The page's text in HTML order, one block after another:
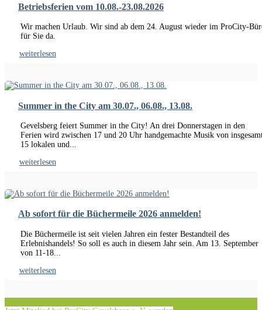
Betriebsferien vom 10.08.-23.08.2026
Wir machen Urlaub. Wir sind ab dem 24. August wieder im ProCity-
für Sie da.
weiterlesen
Summer in the City am 30.07., 06.08., 13.08.
Gevelsberg feiert Summer in the City! An drei Donnerstagen in den
Ferien wird zwischen 17 und 20 Uhr handgemachte Musik von
15 lokalen und...
weiterlesen
Ab sofort für die Büchermeile 2026 anmelden!
Die Büchermeile ist seit vielen Jahren ein fester Bestandteil des
Erlebnishandels! So soll es auch in diesem Jahr sein. Am 13. September
von 11-18...
weiterlesen